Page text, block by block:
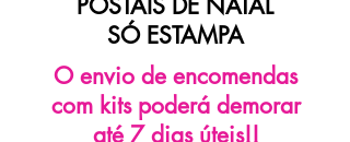
POSTAIS DE NATAL
​SÓ ESTAMPA
O envio de encomendas
com kits poderá demorar
até 7 dias úteis!!